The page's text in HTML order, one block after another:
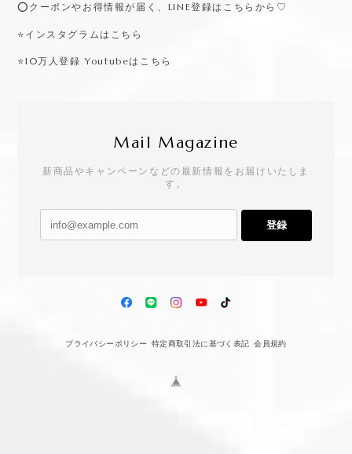
⭕️クーポンやお得情報が届く、LINE登録はこちらから♡
⭐️インスタグラムはこちら
⭐️10万人登録 Youtubeはこちら
Mail Magazine
新商品やキャンペーンなどの最新情報をお届けいたしま
す。
登録
プライバシーポリシー 特定商取引法に基づく表記 会員規約